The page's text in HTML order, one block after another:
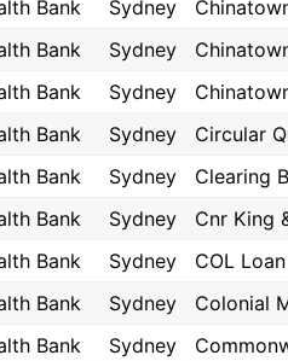
Bank Sydney
Bank Sydney
Bank Sydney
Bank Sydney Circular
Bank Sydney Clearing
Bank Sydney Cnr King
Bank Sydney COL
Bank Sydney Colonial
Bank Sydney